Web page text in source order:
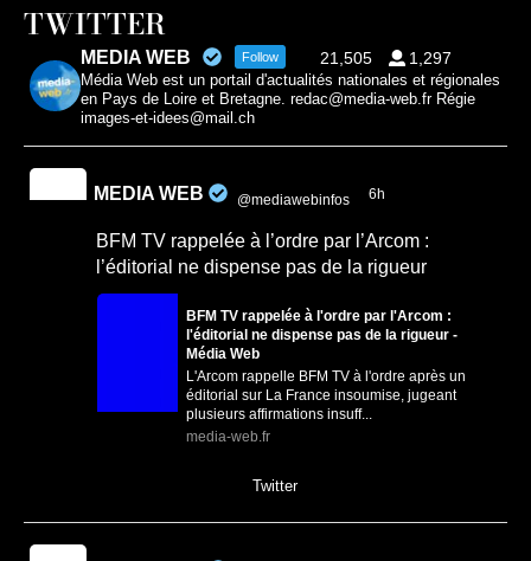
TWITTER
MEDIA WEB Follow 21,505 1,297
Média Web est un portail d'actualités nationales et régionales
en Pays de Loire et Bretagne. redac@media-web.fr Régie
images-et-idees@mail.ch
MEDIA WEB @mediawebinfos 6h
BFM TV rappelée à l’ordre par l’Arcom :
l’éditorial ne dispense pas de la rigueur
BFM TV rappelée à l'ordre par l'Arcom :
l'éditorial ne dispense pas de la rigueur -
Média Web
L'Arcom rappelle BFM TV à l'ordre après un
éditorial sur La France insoumise, jugeant
plusieurs affirmations insuff...
media-web.fr
Twitter